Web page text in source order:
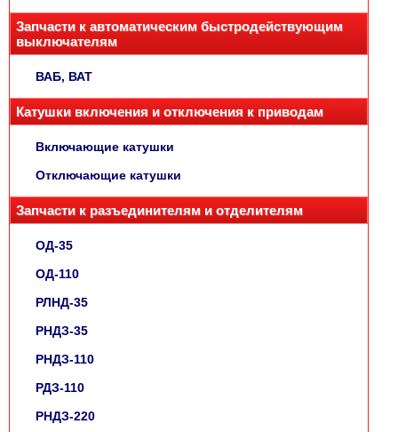
Запчасти к автоматическим быстродействующим
выключателям
ВАБ, ВАТ
Катушки включения и отключения к приводам
Включающие катушки
Отключающие катушки
Запчасти к разъединителям и отделителям
ОД-35
ОД-110
РЛНД-35
РНДЗ-35
РНДЗ-110
РДЗ-110
РНДЗ-220